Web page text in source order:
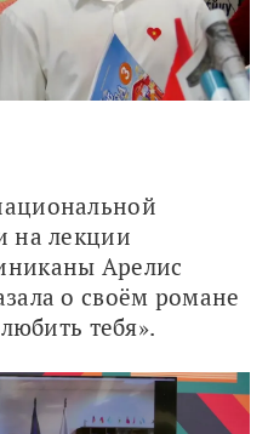
на лекции
Арелис
о своём романе
тебя».